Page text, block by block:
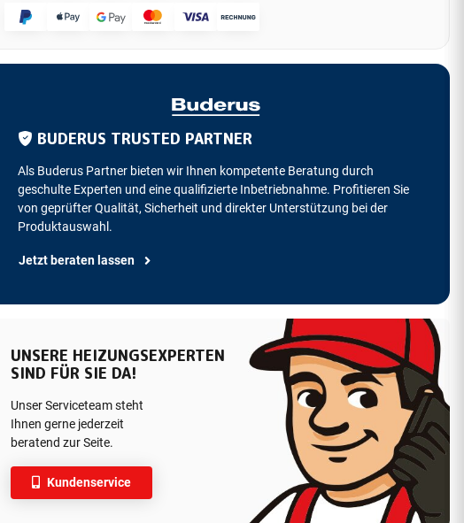
BUDERUS TRUSTED PARTNER
Als Buderus Partner bieten wir Ihnen kompetente Beratung durch
geschulte Experten und eine qualifizierte Inbetriebnahme. Profitieren Sie
von geprüfter Qualität, Sicherheit und direkter Unterstützung bei der
Produktauswahl.
Jetzt beraten lassen
UNSERE HEIZUNGSEXPERTEN
SIND FÜR SIE DA!
Unser Serviceteam steht
Ihnen gerne jederzeit
beratend zur Seite.
Kundenservice